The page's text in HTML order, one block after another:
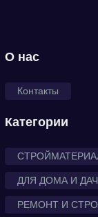
О нас
Контакты
Категории
ДЛЯ ДОМА И
РЕМОНТ И